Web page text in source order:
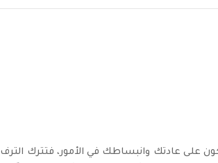
على عادتك وانبساطك في الأمور، فتترك الترف